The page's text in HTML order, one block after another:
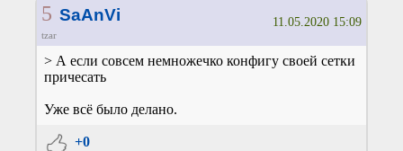
5 SaAnVi
tzar
11.05.2020 15:09
> А если совсем немножечко конфигу своей сетки
причесать
Уже всё было делано.
+0